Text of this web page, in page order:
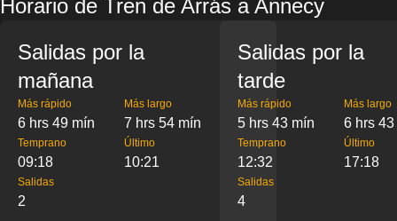
Horario de Tren de Arrás a Annecy
Salidas por la
mañana
Más rápido
6 hrs 49 mín
Más largo
7 hrs 54 mín
Temprano
09:18
Último
10:21
Salidas
2
Salidas por la
tarde
Más rápido
5 hrs 43 mín
Más largo
6 hrs
Temprano
12:32
Último
17:18
Salidas
4